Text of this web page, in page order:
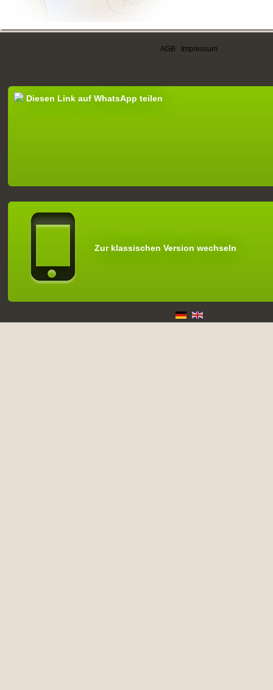
AGB Impressum
Diesen Link auf WhatsApp teilen
Zur klassischen Version wechseln